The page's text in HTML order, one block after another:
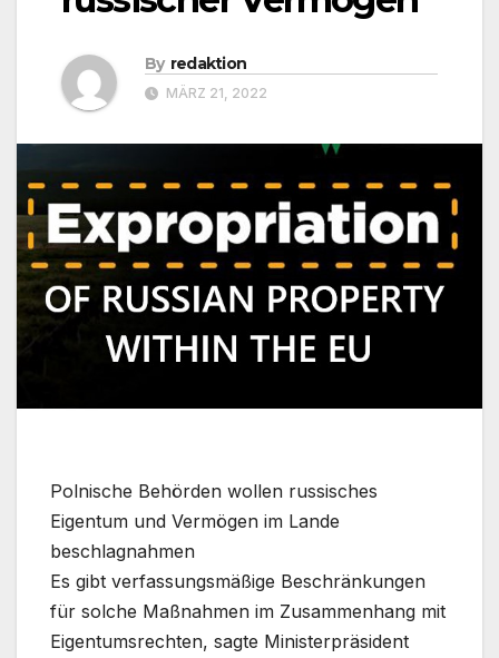
By redaktion
MÄRZ 21, 2022
Polnische Behörden wollen russisches
Eigentum und Vermögen im Lande
beschlagnahmen
Es gibt verfassungsmäßige Beschränkungen
für solche Maßnahmen im Zusammenhang mit
Eigentumsrechten, sagte Ministerpräsident